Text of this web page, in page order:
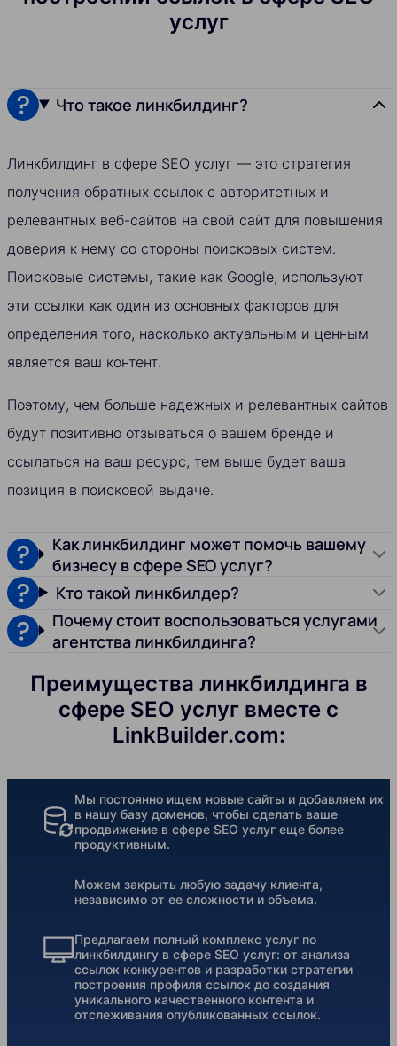
услуг
Что такое линкбилдинг?
Линкбилдинг в сфере SEO услуг — это стратегия
получения обратных ссылок с авторитетных и
релевантных веб-сайтов на свой сайт для повышения
доверия к нему со стороны поисковых систем.
Поисковые системы, такие как Google, используют
эти ссылки как один из основных факторов для
определения того, насколько актуальным и ценным
является ваш контент.
Поэтому, чем больше надежных и релевантных сайтов
будут позитивно отзываться о вашем бренде и
ссылаться на ваш ресурс, тем выше будет ваша
позиция в поисковой выдаче.
Как линкбилдинг может помочь вашему
бизнесу в сфере SEO услуг?
Кто такой линкбилдер?
Почему стоит воспользоваться услугами
агентства линкбилдинга?
Преимущества линкбилдинга в
сфере SEO услуг вместе с
LinkBuilder.com:
Мы постоянно ищем новые сайты и добавляем их
в нашу базу доменов, чтобы сделать ваше
продвижение в сфере SEO услуг еще более
продуктивным.
Можем закрыть любую задачу клиента,
независимо от ее сложности и объема.
Предлагаем полный комплекс услуг по
линкбилдингу в сфере SEO услуг: от анализа
ссылок конкурентов и разработки стратегии
построения профиля ссылок до создания
уникального качественного контента и
отслеживания опубликованных ссылок.